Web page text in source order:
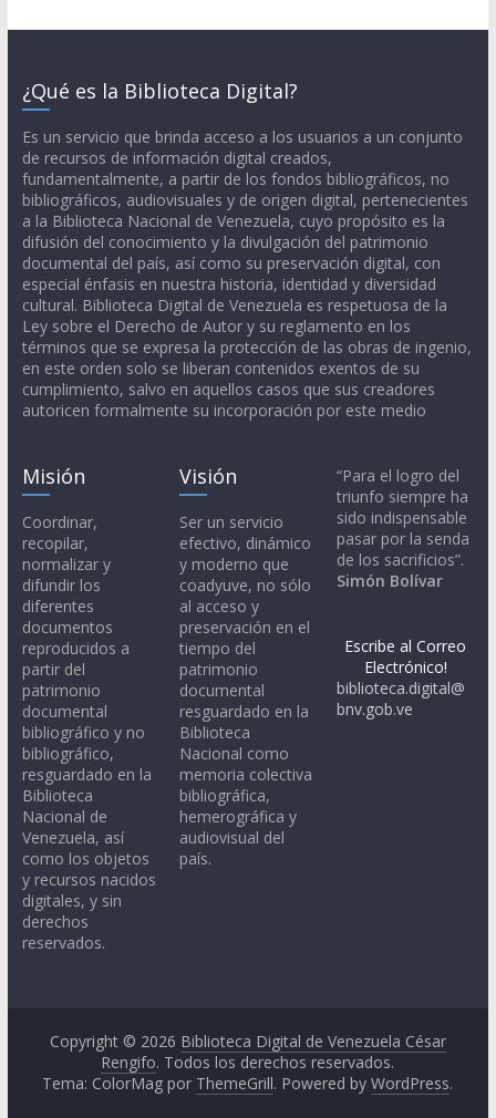
¿Qué es la Biblioteca Digital?
Es un servicio que brinda acceso a los usuarios a un conjunto
de recursos de información digital creados,
fundamentalmente, a partir de los fondos bibliográficos, no
bibliográficos, audiovisuales y de origen digital, pertenecientes
a la Biblioteca Nacional de Venezuela, cuyo propósito es la
difusión del conocimiento y la divulgación del patrimonio
documental del país, así como su preservación digital, con
especial énfasis en nuestra historia, identidad y diversidad
cultural. Biblioteca Digital de Venezuela es respetuosa de la
Ley sobre el Derecho de Autor y su reglamento en los
términos que se expresa la protección de las obras de ingenio,
en este orden solo se liberan contenidos exentos de su
cumplimiento, salvo en aquellos casos que sus creadores
autoricen formalmente su incorporación por este medio
Misión
Coordinar,
recopilar,
normalizar y
difundir los
diferentes
documentos
reproducidos a
partir del
patrimonio
documental
bibliográfico y no
bibliográfico,
resguardado en la
Biblioteca
Nacional de
Venezuela, así
como los objetos
y recursos nacidos
digitales, y sin
derechos
reservados.
Visión
Ser un servicio
efectivo, dinámico
y moderno que
coadyuve, no sólo
al acceso y
preservación en el
tiempo del
patrimonio
documental
resguardado en la
Biblioteca
Nacional como
memoria colectiva
bibliográfica,
hemerográfica y
audiovisual del
país.
“Para el logro del
triunfo siempre ha
sido indispensable
pasar por la senda
de los sacrificios”.
Simón Bolívar
Escribe al Correo
Electrónico!
biblioteca.digital@
bnv.gob.ve
Copyright © 2026 Biblioteca Digital de Venezuela César
Rengifo. Todos los derechos reservados.
Tema: ColorMag por ThemeGrill. Powered byWordPress.